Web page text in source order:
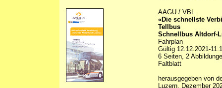
AAGU / VBL
«Die schnellste
Tellbus
Schnellbus Altdorf-
Fahrplan
Gültig 12.12.2021-
6 Seiten, 2
Faltblatt
herausgegeben von
Luzern, Dezember